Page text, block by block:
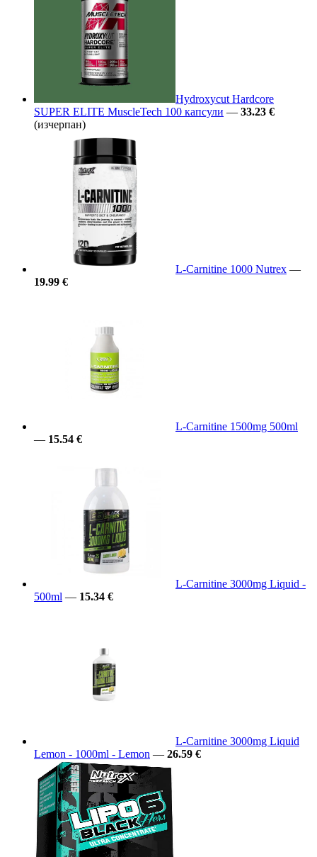
Hydroxycut Hardcore
SUPER ELITE MuscleTech 100 капсули — 33.23 €
(изчерпан)
L-Carnitine 1000 Nutrex —
19.99 €
L-Carnitine 1500mg 500ml
— 15.54 €
L-Carnitine 3000mg Liquid -
500ml — 15.34 €
L-Carnitine 3000mg Liquid
Lemon - 1000ml - Lemon — 26.59 €